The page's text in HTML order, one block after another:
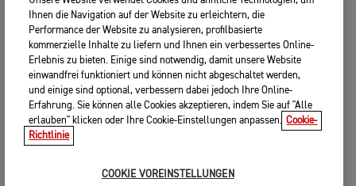
Ihnen die Navigation auf der Website zu erleichtern, die
Performance der Website zu analysieren, profilbasierte
kommerzielle Inhalte zu liefern und Ihnen ein verbessertes Online-
Erlebnis zu bieten. Einige sind notwendig, damit unsere Website
einwandfrei funktioniert und können nicht abgeschaltet werden,
und einige sind optional, verbessern dabei jedoch Ihre Online-
Erfahrung. Sie können alle Cookies akzeptieren, indem Sie auf "Alle
erlauben" klicken oder Ihre Cookie-Einstellungen anpassen. Cookie-
Richtlinie
COOKIE VOREINSTELLUNGEN